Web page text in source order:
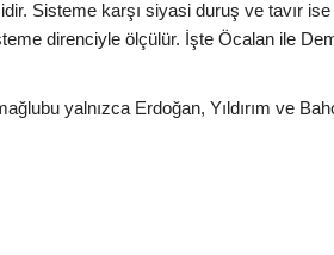
Sisteme karşı siyasi duruş ve tavır ise
direnciyle ölçülür. İşte Öcalan ile
yalnızca Erdoğan, Yıldırım ve